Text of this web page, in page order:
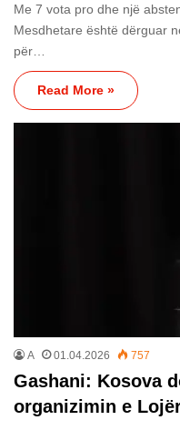
Me 7 vota pro dhe një
Mesdhetare është dërguar
për…
Read More »
A 01.04.2026 757
Gashani: Kosova
organizimin e